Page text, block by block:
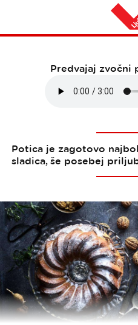
Predvajaj zvočni
Potica je zagotovo
sladica, še posebej